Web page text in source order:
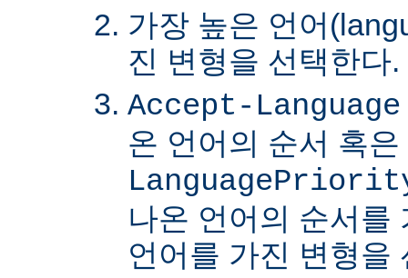
가장 높은 언어
진 변형을 선택한다.
Accept-Language
온 언어의 순서 혹은
나온 언어의 순서를
언어를 가진 변형을